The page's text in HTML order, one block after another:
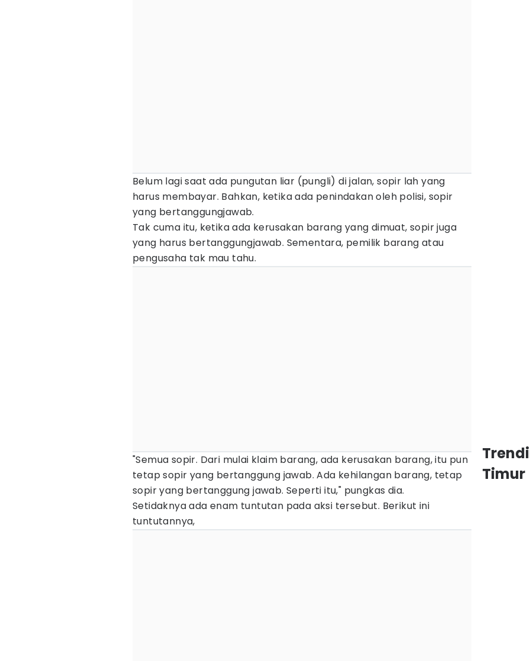
Belum lagi saat ada pungutan liar (pungli) di jalan, sopir lah yang
harus membayar. Bahkan, ketika ada penindakan oleh polisi, sopir
yang bertanggungjawab.
Tak cuma itu, ketika ada kerusakan barang yang dimuat, sopir juga
yang harus bertanggungjawab. Sementara, pemilik barang atau
pengusaha tak mau tahu.
"Semua sopir. Dari mulai klaim barang, ada kerusakan barang, itu pun
tetap sopir yang bertanggung jawab. Ada kehilangan barang, tetap
sopir yang bertanggung jawab. Seperti itu," pungkas dia.
Setidaknya ada enam tuntutan pada aksi tersebut. Berikut ini
tuntutannya,
Timur